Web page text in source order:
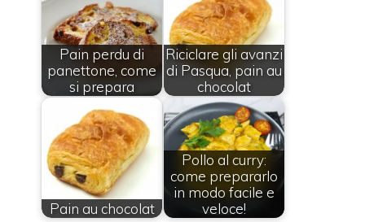
Pain perdu di
panettone, come
si prepara
Riciclare gli avanzi
di Pasqua, pain au
chocolat
Pain au chocolat
Pollo al curry:
come prepararlo
in modo facile e
veloce!